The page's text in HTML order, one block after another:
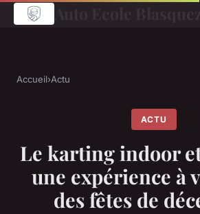
Accueil›Actu
ACTU
Le karting indoor
une expérience à
des fêtes de